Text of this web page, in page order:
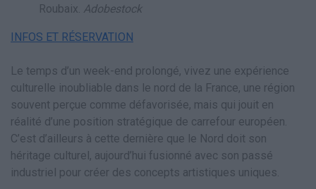
Roubaix. Adobestock
INFOS ET RÉSERVATION
Le temps d’un week-end prolongé, vivez une expérience
culturelle inoubliable dans le nord de la France, une région
souvent perçue comme défavorisée, mais qui jouit en
réalité d’une position stratégique de carrefour européen.
C’est d’ailleurs à cette dernière que le Nord doit son
héritage culturel, aujourd’hui fusionné avec son passé
industriel pour créer des concepts artistiques uniques.